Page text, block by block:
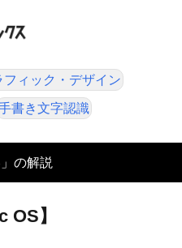
フィック・デザイン
書き文字認識
の解説
】